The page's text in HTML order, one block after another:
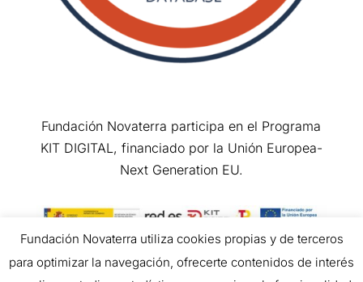
Fundación Novaterra participa en el Programa
KIT DIGITAL, financiado por la Unión Europea-
Next Generation EU.
Fundación Novaterra utiliza cookies propias y de terceros
para optimizar la navegación, ofrecerte contenidos de interés